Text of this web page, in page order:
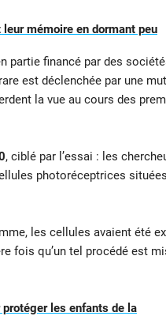
mémoire en dormant peu
partie financé par des
est déclenchée par une
la vue au cours des
, ciblé par l’essai : les
photoréceptrices situées
les cellules avaient été
fois qu’un tel procédé est
les enfants de la